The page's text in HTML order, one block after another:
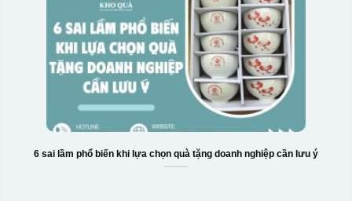
6 sai lầm phổ biến khi lựa chọn quà tặng doanh nghiệp cần lưu ý